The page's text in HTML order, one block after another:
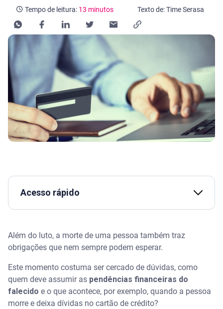
Tempo de leitura: 13 minutos Texto de: Time Serasa
Acesso rápido
O que acontece quando a pessoa morre e deixa
Quem paga a dívida de cartão de crédito de quem
morreu?
Além do luto, a morte de uma pessoa também traz
obrigações que nem sempre podem esperar.
Este momento costuma ser cercado de dúvidas, como
quem deve assumir as pendências financeiras do
falecido e o que acontece, por exemplo, quando a pessoa
morre e deixa dívidas no cartão de crédito?